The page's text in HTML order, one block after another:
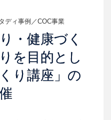
ディ事例 COC事業
・健康づく
を目的とし
り講座」の